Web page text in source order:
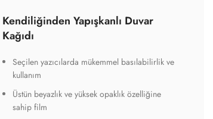
Kendiliğinden Yapışkanlı Duvar
Kağıdı
Seçilen yazıcılarda mükemmel basılabilirlik ve
kullanım
Üstün beyazlık ve yüksek opaklık özelliğine
sahip film